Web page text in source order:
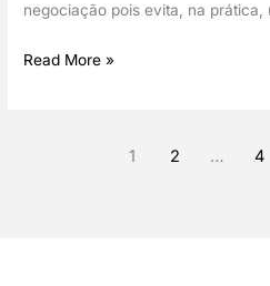
ou
negociação pois evita, na prática,
Empresas
Read More »
1 2 … 4